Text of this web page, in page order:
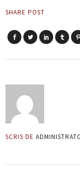
SHARE POST
SCRIS DE